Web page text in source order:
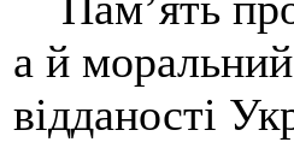
а й
відданості